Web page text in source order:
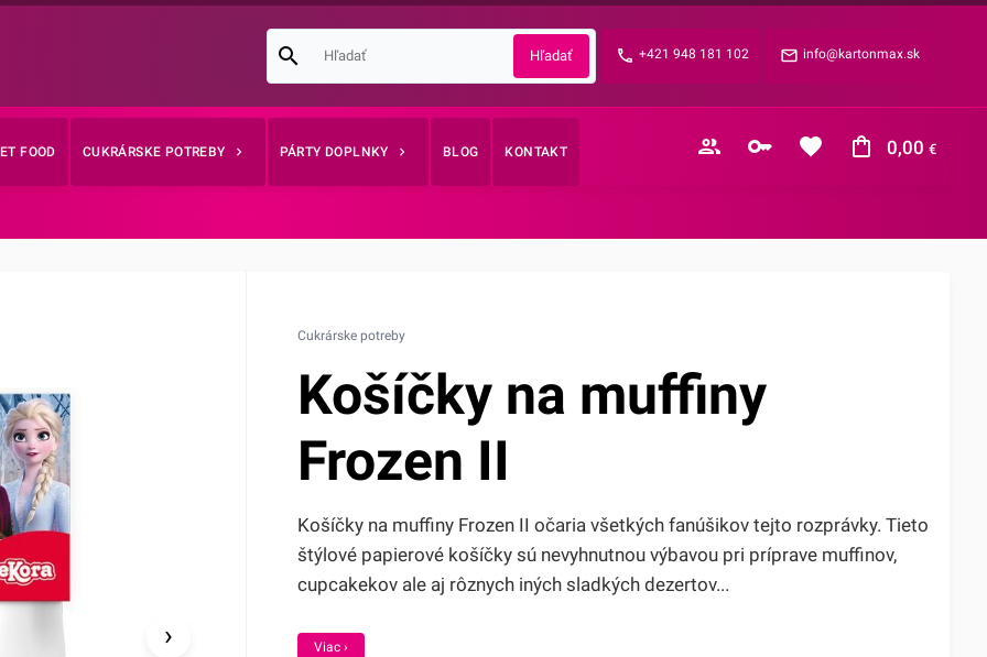
info@kartonmax.sk
+421 948 181 102
FOOD CUKRÁRSKE POTREBY PÁRTY DOPLNKY BLOG KONTAKT 0,00€
Zabudnuté heslo?
›
Cukrárske potreby
Košíčky na muffiny
Frozen II
Košíčky na muffiny Frozen II očaria všetkých fanúšikov tejto rozprávky. Tieto
štýlové papierové košíčky sú nevyhnutnou výbavou pri príprave muffinov,
cupcakekov ale aj rôznych iných sladkých dezertov...
Viac ›